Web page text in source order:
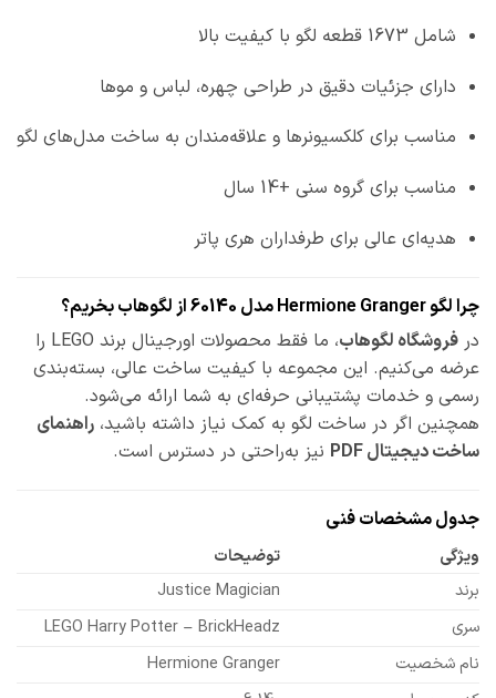
شامل 1673 قطعه لگو با کیفیت بالا
دارای جزئیات دقیق در طراحی چهره، لباس و موها
مناسب برای کلکسیونرها و علاقه‌مندان به ساخت مدل‌های لگو
مناسب برای گروه سنی +14 سال
هدیه‌ای عالی برای طرفداران هری پاتر
چرا لگو Hermione Granger مدل 60140 از لگوهاب بخریم؟
درفروشگاه لگوهاب
، ما فقط محصولات اورجینال برند LEGO را
عرضه می‌کنیم. این مجموعه با کیفیت ساخت عالی، بسته‌بندی
رسمی و خدمات پشتیبانی حرفه‌ای به شما ارائه می‌شود.
همچنین اگر در ساخت لگو به کمک نیاز داشته باشید،راهنمای
ساخت دیجیتال PDF
نیز به‌راحتی در دسترس است.
جدول مشخصات فنی
ویژگی
توضیحات
برند
Justice Magician
سری
LEGO Harry Potter – BrickHeadz
نام شخصیت
Hermione Granger